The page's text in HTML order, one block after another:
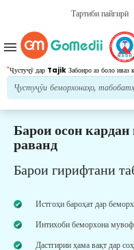
Тартиби пайгирӣ
*Ҷустуҷӯ дар Tajik Забонро аз боло иваз
menu
Барои осон
раванд
Барои гирифтани
Истгоҳи бароҳат дар
Интихоби беморхона
Дастгирии ҳама вақт дар